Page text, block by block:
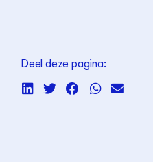
Deel deze pagina: